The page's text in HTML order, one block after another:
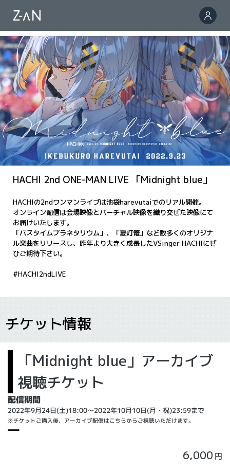
HACHI 2nd ONE-MAN LIVE 「Midnight blue」
HACHIの2ndワンマンライブは池袋harevutaiでのリアル開催。
オンライン配信は会場映像とバーチャル映像を織り交ぜた映像にて
お届けいたします。
「バスタイムプラネタリウム」、「夏灯篭」など数多くのオリジナ
ル楽曲をリリースし、昨年より大きく成長したVSinger HACHIにぜ
ひご期待下さい。
#HACHI2ndLIVE
チケット情報
「Midnight blue」アーカイブ
視聴チケット
配信期間
2022年9月24日(土)18:00～2022年10月10日(月・祝)23:59まで
※チケットご購入後、アーカイブ配信はこちらからご視聴いただけます。
6,000 円